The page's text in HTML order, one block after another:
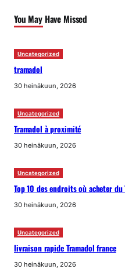
You May Have Missed
Uncategorized
tramadol
30 heinäkuun, 2026
Uncategorized
Tramadol à proximité
30 heinäkuun, 2026
Uncategorized
Top 10 des endroits où acheter du
30 heinäkuun, 2026
Uncategorized
livraison rapide Tramadol france
30 heinäkuun, 2026